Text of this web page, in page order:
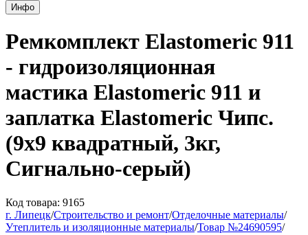
Инфо
Ремкомплект Elastomeric 911
- гидроизоляционная
мастика Elastomeric 911 и
заплатка Elastomeric Чипс.
(9х9 квадратный, 3кг,
Сигнально-серый)
Код товара: 9165
г. Липецк/Строительство и ремонт/Отделочные материалы/
Утеплитель и изоляционные материалы/Товар №24690595/